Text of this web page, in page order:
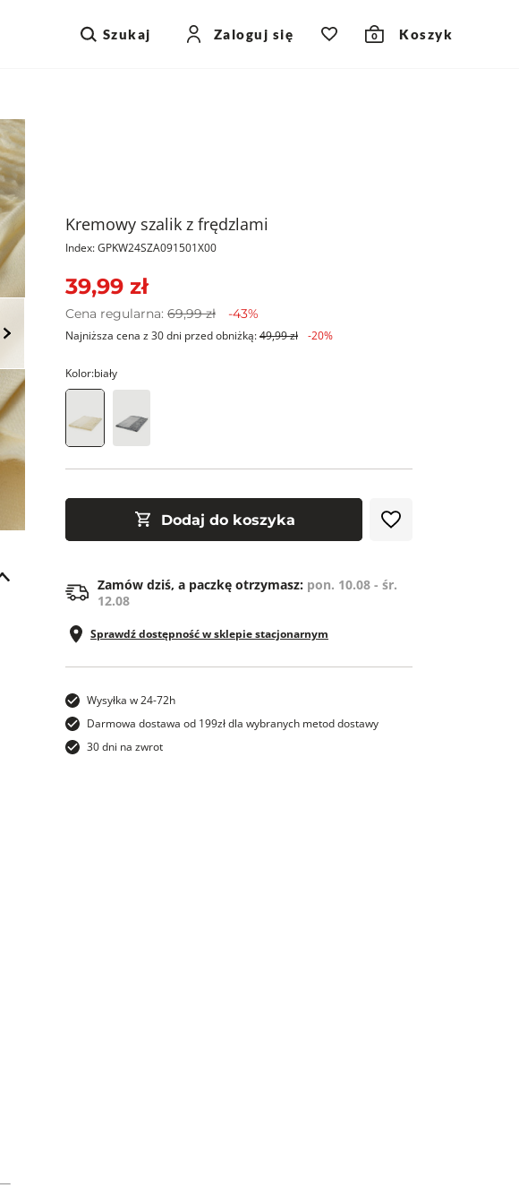
Szukaj Zaloguj się 0 Koszyk
Kremowy szalik z frędzlami
Index: GPKW24SZA091501X00
39,99 zł
Cena regularna: 69,99 zł -43%
Najniższa cena z 30 dni przed obniżką:49,99 zł -20%
Kolor:biały
Dodaj do koszyka
Zamów dziś, a paczkę otrzymasz: pon. 10.08 - śr.
12.08
Sprawdź dostępność w sklepie stacjonarnym
Wysyłka w 24-72h
Darmowa dostawa od 199zł dla wybranych metod dostawy
30 dni na zwrot